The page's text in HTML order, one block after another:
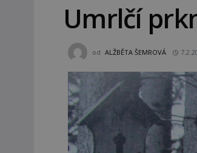
Umrlčí
od ALŽBĚTA ŠEMROVÁ